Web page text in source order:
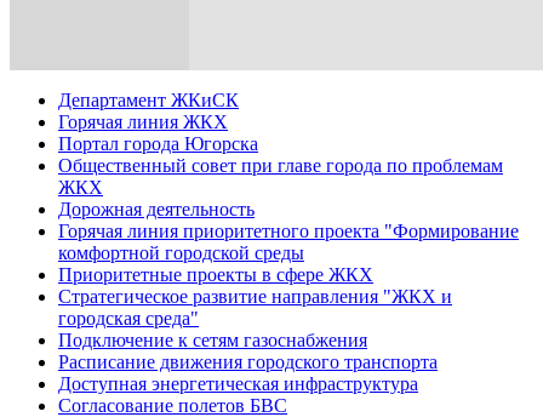
Департамент ЖКиСК
Горячая линия ЖКХ
Портал города Югорска
Общественный совет при главе города по проблемам
ЖКХ
Дорожная деятельность
Горячая линия приоритетного проекта "Формирование
комфортной городской среды
Приоритетные проекты в сфере ЖКХ
Стратегическое развитие направления "ЖКХ и
городская среда"
Подключение к сетям газоснабжения
Расписание движения городского транспорта
Доступная энергетическая инфраструктура
Согласование полетов БВС